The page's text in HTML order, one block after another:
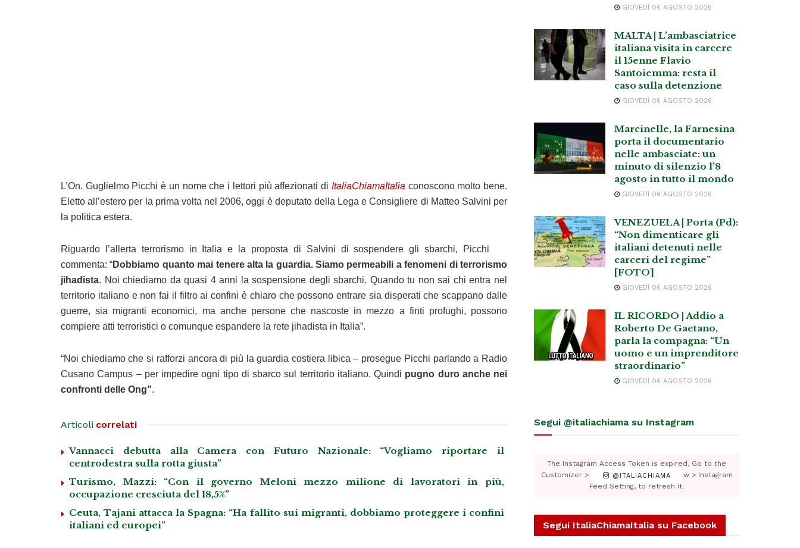
L’On. Guglielmo Picchi è un nome che i lettori più affezionati di ItaliaChiamaItalia conoscono molto bene.
Eletto all’estero per la prima volta nel 2006, oggi è deputato della Lega e Consigliere di Matteo Salvini per
la politica estera.
Riguardo l’allerta terrorismo in Italia e la proposta di Salvini di sospendere gli sbarchi, Picchi
commenta: “Dobbiamo quanto mai tenere alta la guardia. Siamo permeabili a fenomeni di terrorismo
jihadista. Noi chiediamo da quasi 4 anni la sospensione degli sbarchi. Quando tu non sai chi entra nel
territorio italiano e non fai il filtro ai confini è chiaro che possono entrare sia disperati che scappano dalle
guerre, sia migranti economici, ma anche persone che nascoste in mezzo a finti profughi, possono
compiere atti terroristici o comunque espandere la rete jihadista in Italia”.
“Noi chiediamo che si rafforzi ancora di più la guardia costiera libica – prosegue Picchi parlando a Radio
Cusano Campus – per impedire ogni tipo di sbarco sul territorio italiano. Quindi pugno duro anche nei
confronti delle Ong”.
Articoli correlati
Vannacci debutta alla Camera con Futuro Nazionale: “Vogliamo riportare il
centrodestra sulla rotta giusta”
Turismo, Mazzi: “Con il governo Meloni mezzo milione di lavoratori in più,
occupazione cresciuta del 18,5%”
Ceuta, Tajani attacca la Spagna: “Ha fallito sui migranti, dobbiamo proteggere i confini
italiani ed europei”
GIOVEDÌ 06 AGOSTO 2026
MALTA | L’ambasciatrice
italiana visita in carcere
il 15enne Flavio
Santoiemma: resta il
caso sulla detenzione
GIOVEDÌ 06 AGOSTO 2026
Marcinelle, la Farnesina
porta il documentario
nelle ambasciate: un
minuto di silenzio l’8
agosto in tutto il mondo
GIOVEDÌ 06 AGOSTO 2026
VENEZUELA | Porta (Pd):
“Non dimenticare gli
italiani detenuti nelle
carceri del regime”
[FOTO]
GIOVEDÌ 06 AGOSTO 2026
IL RICORDO | Addio a
Roberto De Gaetano,
parla la compagna: “Un
uomo e un imprenditore
straordinario”
GIOVEDÌ 06 AGOSTO 2026
Segui @italiachiama su Instagram
@ITALIACHIAMA
The Instagram Access Token is expired, Go to the
Customizer > JNews : Social, Like & View > Instagram
Feed Setting, to refresh it.
Segui ItaliaChiamaItalia su Facebook